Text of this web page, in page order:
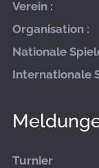
Verein :
Organisation :
Nationale
Internationale
Turnier